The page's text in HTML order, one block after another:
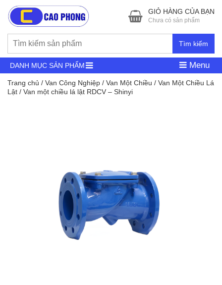
Tìm kiếm
GIỎ HÀNG CỦA BẠN
Chưa có sản phẩm
DANH MỤC SẢN PHẨM Menu
Trang chủ / Van Công Nghiệp / Van Một Chiều / Van Một Chiều Lá
Lật / Van một chiều lá lật RDCV – Shinyi